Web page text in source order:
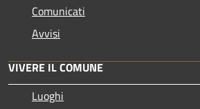
Comunicati
Avvisi
VIVERE IL COMUNE
Luoghi